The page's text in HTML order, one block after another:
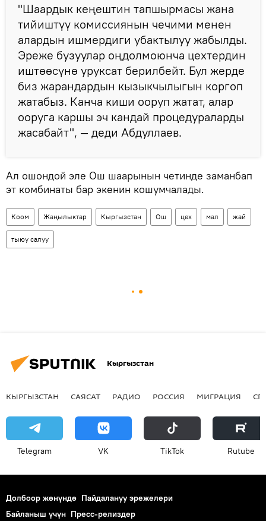
"Шаардык кеңештин тапшырмасы жана
тийиштүү комиссиянын чечими менен
алардын ишмердиги убактылуу жабылды.
Эреже бузуулар оңдолмоюнча цехтердин
иштөөсүнө уруксат берилбейт. Бул жерде
биз жарандардын кызыкчылыгын коргоп
жатабыз. Канча киши ооруп жатат, алар
ооруга каршы эч кандай процедураларды
жасабайт", — деди Абдуллаев.
Ал ошондой эле Ош шаарынын четинде заманбап
эт комбинаты бар экенин кошумчалады.
Коом Жаңылыктар Кыргызстан Ош цех мал жай
тыюу салуу
Кыргызстан
КЫРГЫЗСТАН САЯСАТ РАДИО РОССИЯ МИГРАЦИЯ
Telegram VK ТikТоk Rutube
Долбоор жөнүндө Пайдалануу эрежелери
Байланыш үчүн Пресс-релиздер